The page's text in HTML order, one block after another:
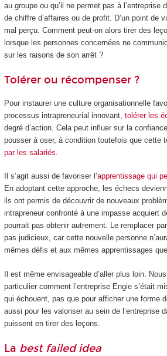
au groupe ou qu’il ne permet pas à l’entreprise
de chiffre d’affaires ou de profit. D’un point de
mal perçu. Comment peut-on alors tirer des
lorsque les personnes concernées ne
sur les raisons de son arrêt ?
Tolérer ou récompenser ?
Pour instaurer une culture organisationnelle
processus intrapreneurial innovant, tolérer les
degré d’action. Cela peut influer sur la
pousser à oser, à condition toutefois que cette
par les salariés
Il s’agit aussi de favoriser l’apprentissage qui
En adoptant cette approche, les échecs
ils ont permis de découvrir de nouveaux
intrapreneur confronté à une impasse acquiert
pourrait pas obtenir autrement. Le remplacer
pas judicieux, car cette nouvelle personne
mêmes défis et aux mêmes apprentissages
Il est même envisageable d’aller plus loin.
particulier comment l’entreprise Engie s’était
qui échouent, pas que pour afficher une forme
aussi pour les valoriser au sein de l’entreprise
puissent en tirer des leçons.
La best failed idea